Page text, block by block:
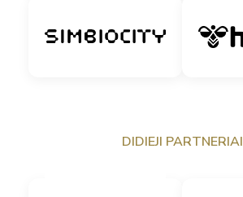
DIDIEJI PARTNERIAI